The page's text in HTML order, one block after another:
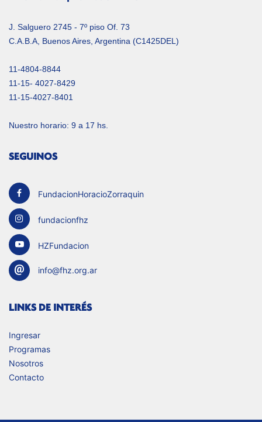
J. Salguero 2745 - 7º piso Of. 73
C.A.B.A, Buenos Aires, Argentina (C1425DEL)
11-4804-8844
11-15- 4027-8429
11-15-4027-8401
Nuestro horario: 9 a 17 hs.
SEGUINOS
FundacionHoracioZorraquin
fundacionfhz
HZFundacion
info@fhz.org.ar
LINKS DE INTERÉS
Ingresar
Programas
Nosotros
Contacto